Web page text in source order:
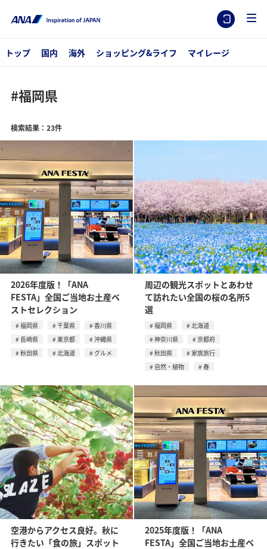
トップ 国内 海外 ショッピング&ライフ マイレージ
#福岡県
検索結果：23件
2026年度版！「ANA
FESTA」全国ご当地お土産ベ
ストセレクション
福岡県 千葉県
香川県
長崎県
東京都
沖縄県
秋田県
北海道 グルメ
周辺の観光スポットとあわせ
て訪れたい全国の桜の名所5
選
福岡県
北海道
神奈川県
京都府
秋田県
家族旅行
自然・植物
春
空港からアクセス良好。秋に
行きたい「食の旅」スポット
2025年度版！「ANA
FESTA」全国ご当地お土産ベ